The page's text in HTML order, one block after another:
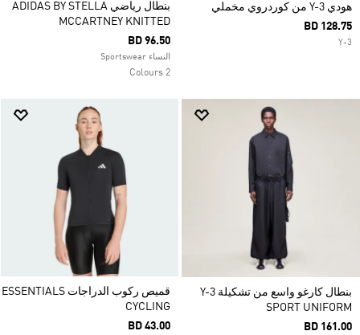
هودي Y-3 من كوردروي مخملي
BD 128.75
Y-3
بنطال رياضي ADIDAS BY STELLA
MCCARTNEY KNITTED
BD 96.50
النساء Sportswear
2 Colours
بنطال كارغو واسع من تشكيلة Y-3
SPORT UNIFORM
BD 161.00
قميص ركوب الدراجات ESSENTIALS
CYCLING
BD 43.00